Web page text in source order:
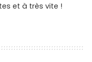
et à très vite !